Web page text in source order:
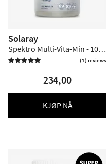
Solaray
Spektro Multi-Vita-Min - 100
kapsler
 (1) reviews
234,00
KJØP NÅ